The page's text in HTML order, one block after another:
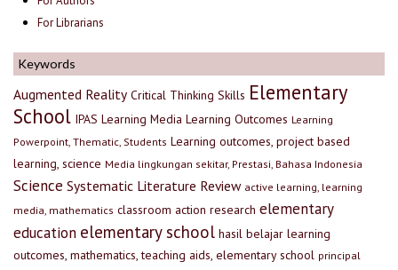
For Librarians
Keywords
Augmented Reality Critical Thinking Skills Elementary
School IPAS Learning Media Learning Outcomes Learning
Powerpoint, Thematic, Students Learning outcomes, project based
learning, science Media lingkungan sekitar, Prestasi, Bahasa Indonesia
Science Systematic Literature Review active learning, learning
media, mathematics classroom action research elementary
education elementary school hasil belajar learning
outcomes, mathematics, teaching aids, elementary school principal